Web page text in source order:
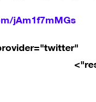
jAm1f7mMGs